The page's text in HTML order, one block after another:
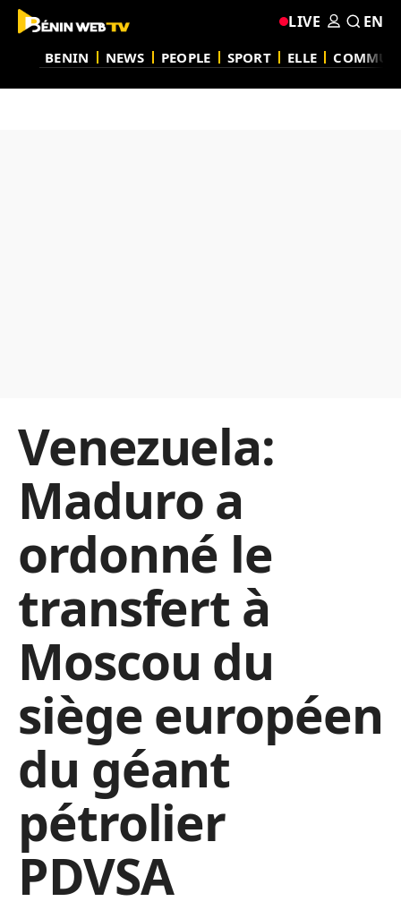
BENIN NEWS PEOPLE SPORT ELLE
LIVE EN
Venezuela:
Maduro a
ordonné le
transfert à
Moscou du
siège européen
du géant
pétrolier
PDVSA